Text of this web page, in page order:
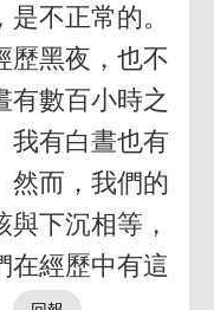
不正常的。
歷黑夜，也不
有數百小時之
我有白晝也有
然而，我們的
下沉相等，
在經歷中有這